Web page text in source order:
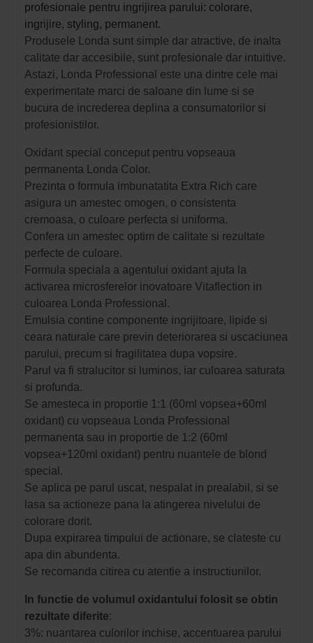
profesionale pentru ingrijirea parului: colorare,
ingrijire, styling, permanent.
Produsele Londa sunt simple dar atractive, de inalta
calitate dar accesibile, sunt profesionale dar intuitive.
Astazi, Londa Professional este una dintre cele mai
experimentate marci de saloane din lume si se
bucura de increderea deplina a consumatorilor si
profesionistilor.
Oxidant special conceput pentru vopseaua
permanenta Londa Color.
Prezinta o formula imbunatatita Extra Rich care
asigura un amestec omogen, o consistenta
cremoasa, o culoare perfecta si uniforma.
Confera un amestec optim de calitate si rezultate
perfecte de culoare.
Formula speciala a agentului oxidant ajuta la
activarea microsferelor inovatoare Vitaflection in
culoarea Londa Professional.
Emulsia contine componente ingrijitoare, lipide si
ceara naturale care previn deteriorarea si uscaciunea
parului, precum si fragilitatea dupa vopsire.
Parul va fi stralucitor si luminos, iar culoarea saturata
si profunda.
Se amesteca in proportie 1:1 (60ml vopsea+60ml
oxidant) cu vopseaua Londa Professional
permanenta sau in proportie de 1:2 (60ml
vopsea+120ml oxidant) pentru nuantele de blond
special.
Se aplica pe parul uscat, nespalat in prealabil, si se
lasa sa actioneze pana la atingerea nivelului de
colorare dorit.
Dupa expirarea timpului de actionare, se clateste cu
apa din abundenta.
Se recomanda citirea cu atentie a instructiunilor.
In functie de volumul oxidantului folosit se obtin
rezultate diferite:
3%: nuantarea culorilor inchise, accentuarea parului